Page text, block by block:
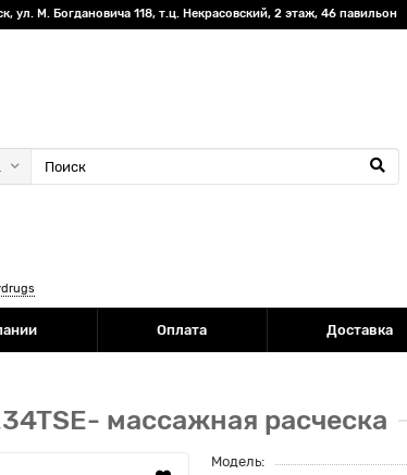
ул. М. Богдановича 118, т.ц. Некрасовский, 2 этаж, 46 павильон
Оплата Доставка
массажная расческа
Модель: